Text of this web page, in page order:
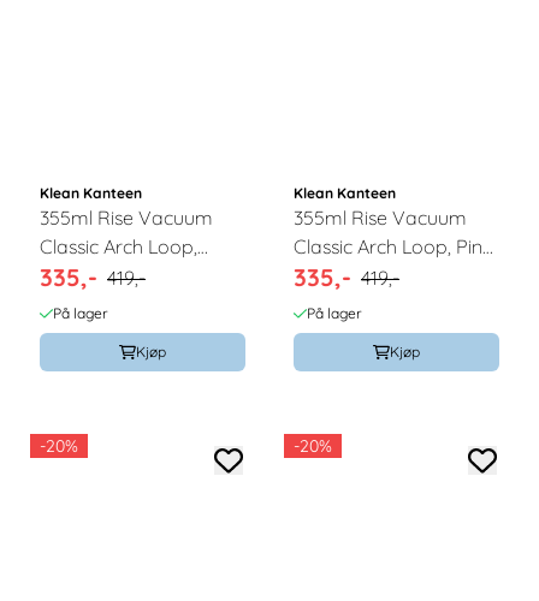
Klean Kanteen
355ml Rise Vacuum
Classic Arch Loop,
Cabbage / Klean
Kanteen
335,- 419,-
På lager
Kjøp
Klean Kanteen
355ml Rise Vacuum
Classic Arch Loop, Pink
Lemonade / Klean
Kanteen
335,- 419,-
På lager
Kjøp
-20% -20%